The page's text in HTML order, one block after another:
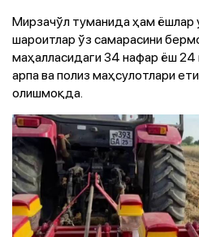
Мирзачўл туманида ҳам ёшлар
шароитлар ўз самарасини
маҳалласидаги 34 нафар ёш
арпа ва полиз маҳсулотлари
олишмоқда.